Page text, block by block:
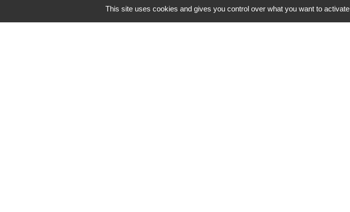
Contacter la mairie
This site uses cookies and gives you control over what you want to activate